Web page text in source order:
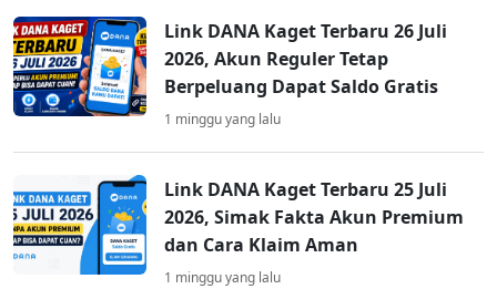
Link DANA Kaget Terbaru 26 Juli
2026, Akun Reguler Tetap
Berpeluang Dapat Saldo Gratis
1 minggu yang lalu
Link DANA Kaget Terbaru 25 Juli
2026, Simak Fakta Akun Premium
dan Cara Klaim Aman
1 minggu yang lalu